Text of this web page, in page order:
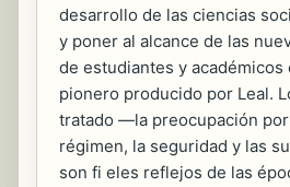
desarrollo de las ciencias
y poner al alcance de las
de estudiantes y
pionero producido por Leal.
tratado —la preocupación por
régimen, la seguridad y las
son fi eles reflejos de las